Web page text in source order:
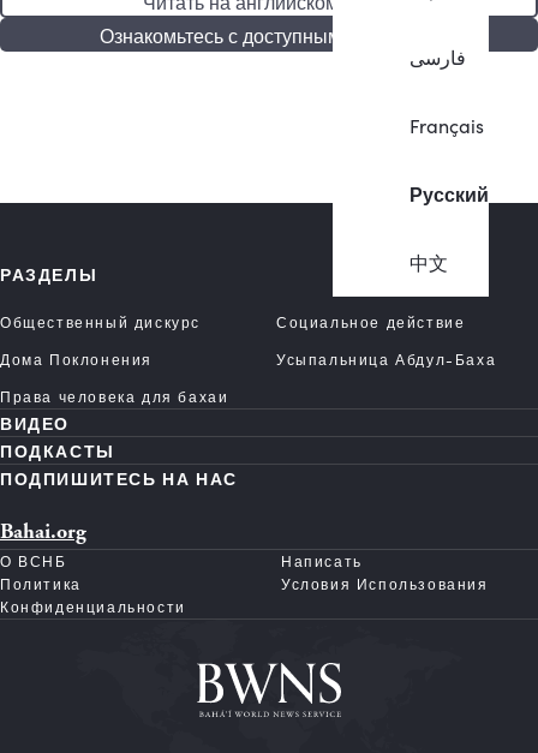
فارسی
Français
Русский
中文
Ознакомьтесь с доступными статьями
РАЗДЕЛЫ
Общественный дискурс
Социальное действие
Дома Поклонения
Усыпальница Абдул-Баха
Права человека для бахаи
ВИДЕО
ПОДКАСТЫ
ПОДПИШИТЕСЬ НА НАС
Bahai.org
О ВСНБ
Написать
Политика
Конфиденциальности
Условия Использования